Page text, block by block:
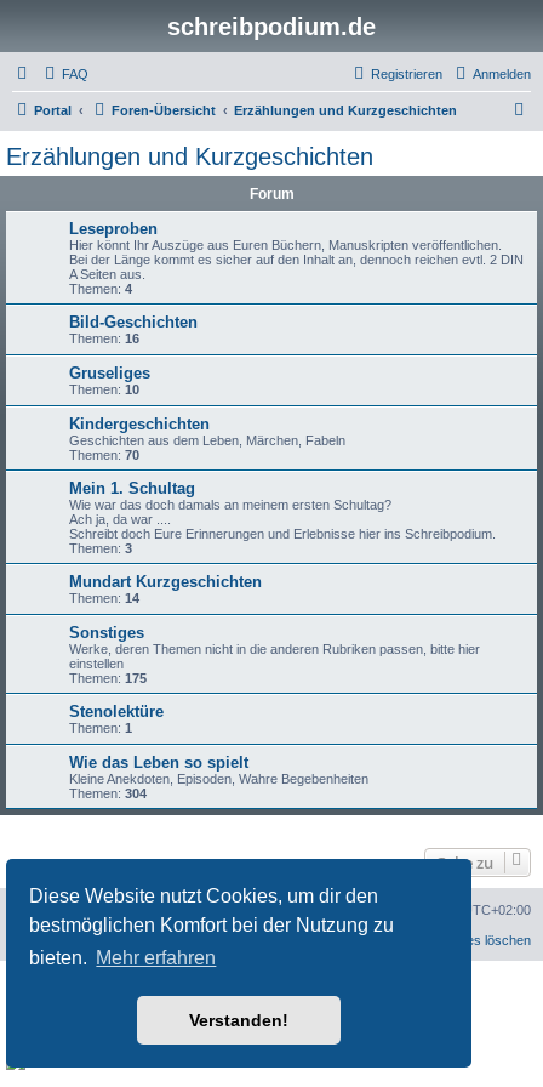
Diese Website nutzt Cookies, um dir den
bestmöglichen Komfort bei der Nutzung zu
bieten. Mehr erfahren
Verstanden!
schreibpodium.de
FAQ Anmelden
Registrieren
Portal Foren-Übersicht Erzählungen und Kurzgeschichten
Erzählungen und Kurzgeschichten
Forum
Leseproben
Hier könnt Ihr Auszüge aus Euren Büchern, Manuskripten veröffentlichen.
Bei der Länge kommt es sicher auf den Inhalt an, dennoch reichen evtl. 2 DIN
A Seiten aus.
Themen: 4
Bild-Geschichten
Themen: 16
Gruseliges
Themen: 10
Kindergeschichten
Geschichten aus dem Leben, Märchen, Fabeln
Themen: 70
Mein 1. Schultag
Wie war das doch damals an meinem ersten Schultag?
Ach ja, da war ....
Schreibt doch Eure Erinnerungen und Erlebnisse hier ins Schreibpodium.
Themen: 3
Mundart Kurzgeschichten
Themen: 14
Sonstiges
Werke, deren Themen nicht in die anderen Rubriken passen, bitte hier
einstellen
Themen: 175
Stenolektüre
Themen: 1
Wie das Leben so spielt
Kleine Anekdoten, Episoden, Wahre Begebenheiten
Themen: 304
Gehe zu
UTC+02:00
Alle Cookies löschen
Datenschutzerklärung
Datenschutz|Nutzungsbedingungen